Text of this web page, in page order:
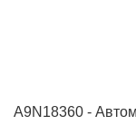
A9N18360 -